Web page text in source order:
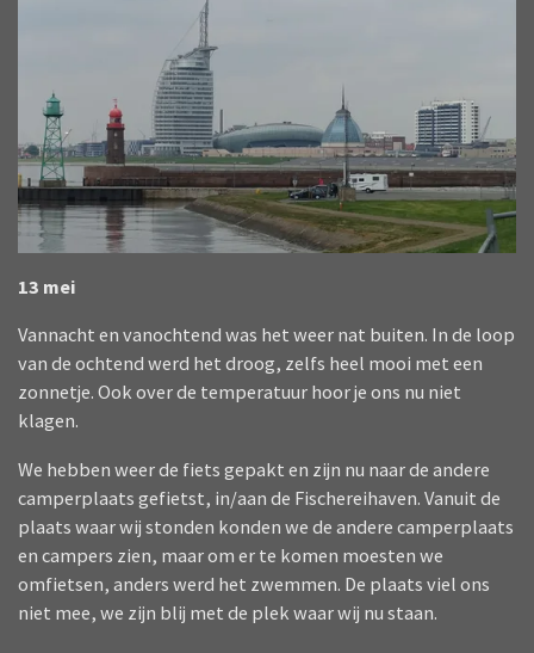
13 mei
Vannacht en vanochtend was het weer nat buiten. In de loop
van de ochtend werd het droog, zelfs heel mooi met een
zonnetje. Ook over de temperatuur hoor je ons nu niet
klagen.
We hebben weer de fiets gepakt en zijn nu naar de andere
camperplaats gefietst, in/aan de Fischereihaven. Vanuit de
plaats waar wij stonden konden we de andere camperplaats
en campers zien, maar om er te komen moesten we
omfietsen, anders werd het zwemmen. De plaats viel ons
niet mee, we zijn blij met de plek waar wij nu staan.